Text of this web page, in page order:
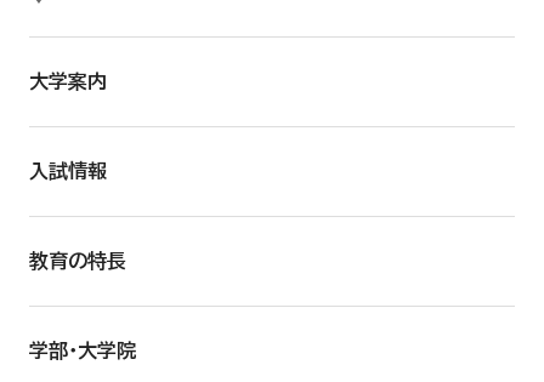
大学案内
入試情報
教育の特長
学部・大学院